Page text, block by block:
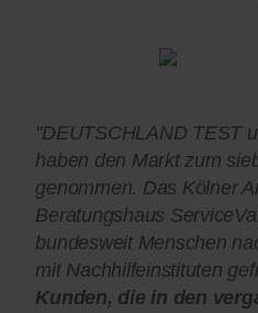
"DEUTSCHLAND TEST
haben den Markt zum
genommen. Das Kölner
Beratungshaus
bundesweit Menschen
mit Nachhilfeinstituten
Kunden, die in den